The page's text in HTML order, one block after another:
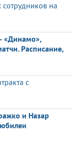
на
«Динамо»,
Расписание,
с
и Назар